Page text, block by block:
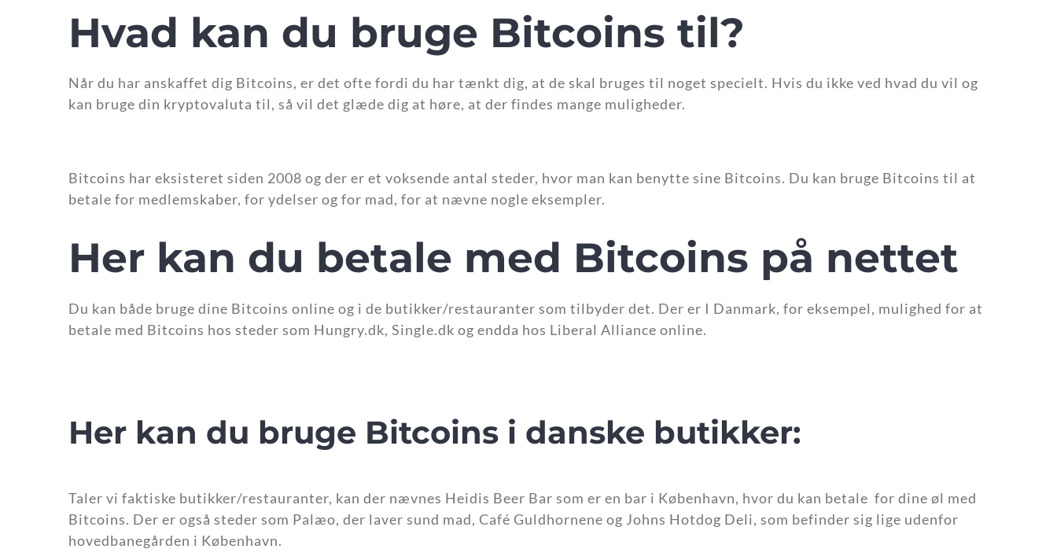
Hvad kan du bruge Bitcoins til?
Når du har anskaffet dig Bitcoins, er det ofte fordi du har tænkt dig, at de skal bruges til noget specielt. Hvis du ikke ved hvad du vil og
kan bruge din kryptovaluta til, så vil det glæde dig at høre, at der findes mange muligheder.
Bitcoins har eksisteret siden 2008 og der er et voksende antal steder, hvor man kan benytte sine Bitcoins. Du kan bruge Bitcoins til at
betale for medlemskaber, for ydelser og for mad, for at nævne nogle eksempler.
Her kan du betale med Bitcoins på nettet
Du kan både bruge dine Bitcoins online og i de butikker/restauranter som tilbyder det. Der er I Danmark, for eksempel, mulighed for at
betale med Bitcoins hos steder som Hungry.dk, Single.dk og endda hos Liberal Alliance online.
Her kan du bruge Bitcoins i danske butikker:
Taler vi faktiske butikker/restauranter, kan der nævnes Heidis Beer Bar som er en bar i København, hvor du kan betale for dine øl med
Bitcoins. Der er også steder som Palæo, der laver sund mad, Café Guldhornene og Johns Hotdog Deli, som befinder sig lige udenfor
hovedbanegården i København.